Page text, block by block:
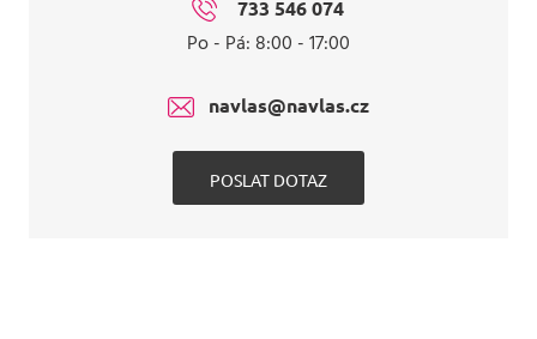
733 546 074
Po - Pá: 8:00 - 17:00
navlas@navlas.cz
POSLAT DOTAZ